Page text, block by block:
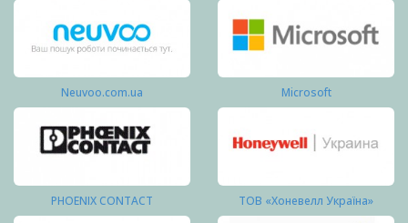
Neuvoo.com.ua Microsoft
PHOENIX CONTACT ТОВ «Хоневелл Україна»